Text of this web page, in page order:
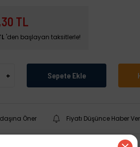
TL
'den başlayan taksitlerle!
+ Sepete Ekle
Öner Fiyatı Düşünce Haber Ver